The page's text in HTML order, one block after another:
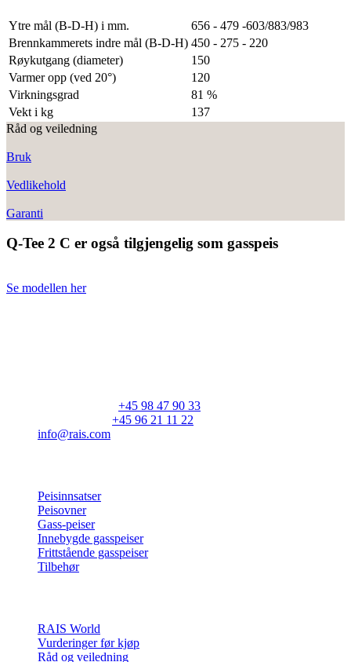
Ytre mål (B-D-H) i mm.
656 - 479 -603/883/983
Brennkammerets indre mål (B-D-H) 450 - 275 - 220
Røykutgang (diameter)
150
Varmer opp (ved 20°)
120
Virkningsgrad
81 %
Vekt i kg
137
Råd og veiledning
Bruk
Vedlikehold
Garanti
Q-Tee 2 C er også tilgjengelig som gasspeis
Se modellen her
+45 98 47 90 33
+45 96 21 11 22
info@rais.com
Peisinnsatser
Peisovner
Gass-peiser
Innebygde gasspeiser
Frittstående gasspeiser
Tilbehør
RAIS World
Vurderinger før kjøp
Råd og veiledning